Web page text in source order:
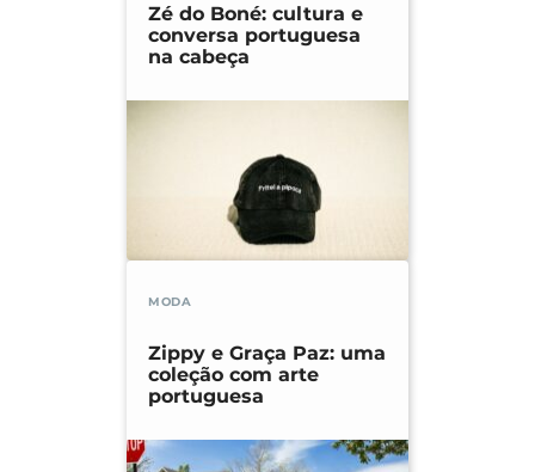
Zé do Boné: cultura e
conversa portuguesa
na cabeça
MODA
Zippy e Graça Paz: uma
coleção com arte
portuguesa